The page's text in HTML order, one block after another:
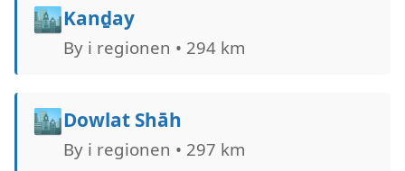
🏙️Kanḏay
By i regionen • 294 km
🏙️Dowlat Shāh
By i regionen • 297 km